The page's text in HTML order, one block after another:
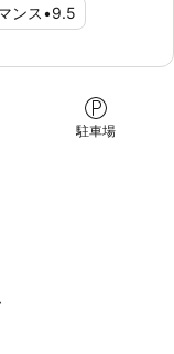
ンス•9.5
駐車場